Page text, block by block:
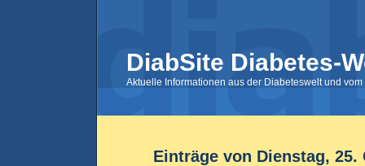
DiabSite Diabetes-
Aktuelle Informationen aus der Diabeteswelt und
Einträge von Dienstag, 25.